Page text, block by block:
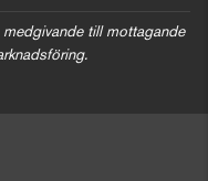
till mottagande